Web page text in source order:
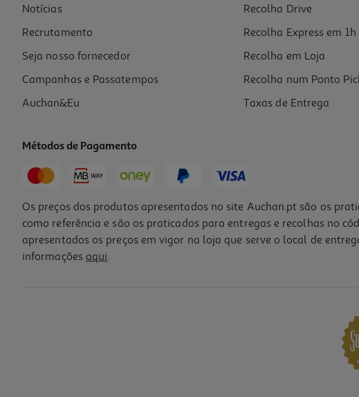
17 €/Lt
0,85 €
Notícias
Recrutamento
Seja nosso fornecedor
Campanhas e Passatempos
Auchan&Eu
Recolha Drive
Recolha Express em 1h
Recolha em Loja
Recolha num Ponto
Taxas de Entrega
Métodos de Pagamento
Os preços dos produtos apresentados no site Auchan.pt são os
como referência e são os praticados para entregas e recolhas no
apresentados os preços em vigor na loja que serve o local de
informações aqui.